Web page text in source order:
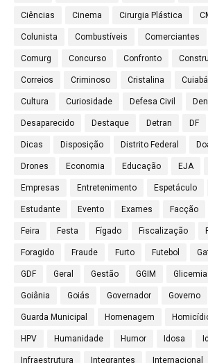
Ciências Cinema Cirurgia Plástica
Colunista Combustíveis Comerciantes
Comurg Concurso Confronto
Correios Criminoso Cristalina Cuiabá
Cultura Curiosidade Defesa Civil
Desaparecido Destaque Detran DF
Dicas Disposição Distrito Federal
Drones Economia Educação EJA
Empresas Entretenimento Espetáculo
Estudante Evento Exames Facção
Feira Festa Fígado Fiscalização
Foragido Fraude Furto Futebol
GDF Geral Gestão GGIM Glicemia
Goiânia Goiás Governador Governo
Guarda Municipal Homenagem
HPV Humanidade Humor Idosa
Infraestrutura Integrantes Internacional